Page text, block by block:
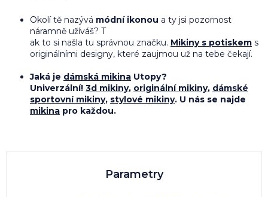
Okolí tě nazývá módní ikonou a ty jsi pozornost
náramně užíváš? T
ak to si našla tu správnou značku. Mikiny s potiskem s
originálními designy, které zaujmou už na tebe čekají.
Jaká je dámská mikina Utopy?
Univerzální! 3d mikiny, originální mikiny, dámské
sportovní mikiny, stylové mikiny. U nás se najde
mikina pro každou.
Parametry